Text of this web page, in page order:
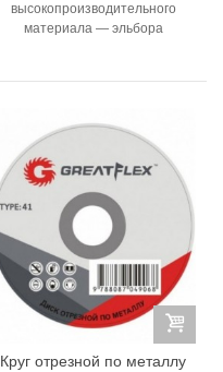
высокопроизводительного
материала — эльбора
Круг отрезной по металлу